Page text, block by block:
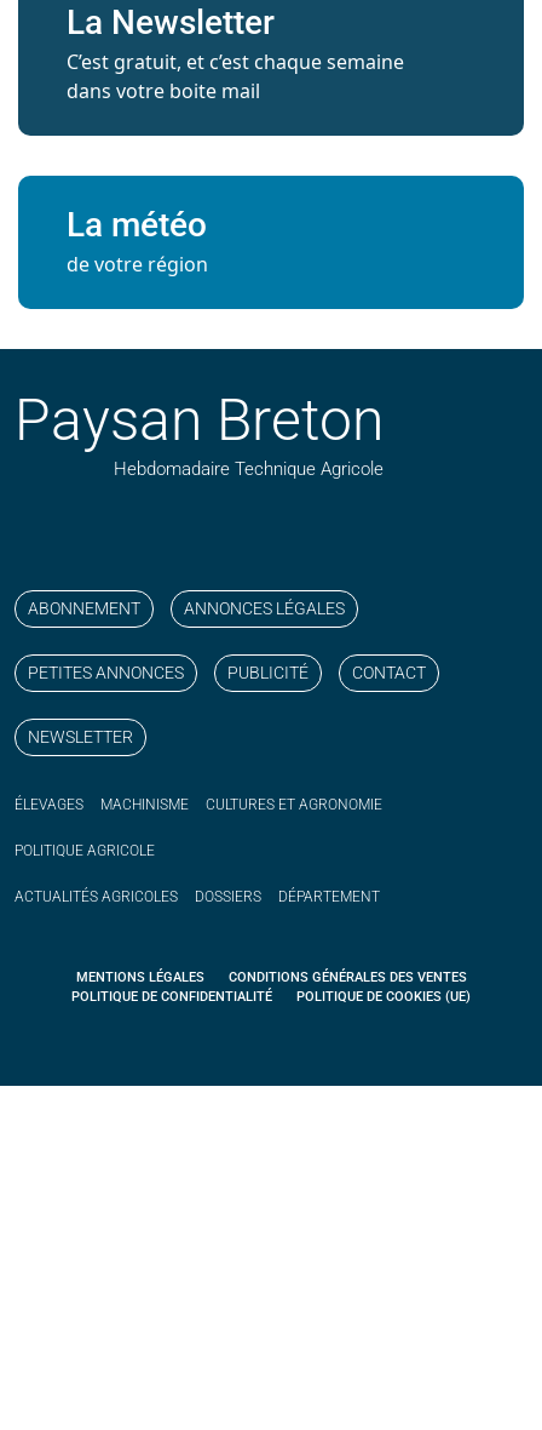
La Newsletter
C’est gratuit, et c’est chaque semaine
dans votre boite mail
La météo
de votre région
Paysan Breton
Hebdomadaire Technique Agricole
ABONNEMENT ANNONCES LÉGALES
PETITES ANNONCES PUBLICITÉ CONTACT
NEWSLETTER
ÉLEVAGES MACHINISME CULTURES ET AGRONOMIE
POLITIQUE AGRICOLE
ACTUALITÉS AGRICOLES DOSSIERS DÉPARTEMENT
MENTIONS LÉGALES
CONDITIONS GÉNÉRALES DES VENTES
POLITIQUE DE CONFIDENTIALITÉ
POLITIQUE DE COOKIES (UE)